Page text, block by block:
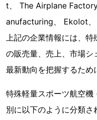
t、 The Airplane
anufacturing、 Ekolot
上記の企業情報には、
の販売量、売上、市場
最新動向を把握するため
特殊軽量スポーツ航空
別に以下のように分類さ